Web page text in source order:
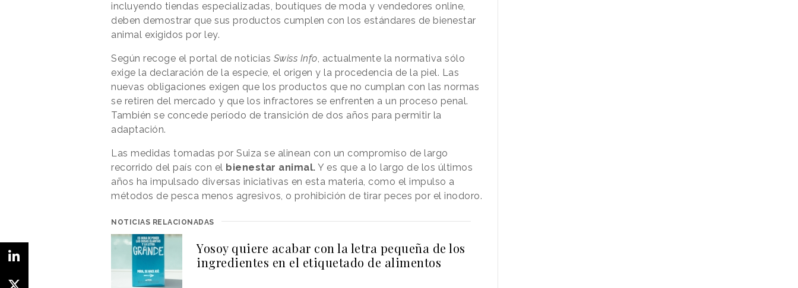
incluyendo tiendas especializadas, boutiques de moda y vendedores online,
deben demostrar que sus productos cumplen con los estándares de bienestar
animal exigidos por ley.
Según recoge el portal de noticias Swiss Info, actualmente la normativa sólo
exige la declaración de la especie, el origen y la procedencia de la piel. Las
nuevas obligaciones exigen que los productos que no cumplan con las normas
se retiren del mercado y que los infractores se enfrenten a un proceso penal.
También se concede período de transición de dos años para permitir la
adaptación.
Las medidas tomadas por Suiza se alinean con un compromiso de largo
recorrido del país con el bienestar animal. Y es que a lo largo de los últimos
años ha impulsado diversas iniciativas en esta materia, como el impulso a
métodos de pesca menos agresivos, o prohibición de tirar peces por el inodoro.
NOTICIAS RELACIONADAS
Yosoy quiere acabar con la letra pequeña de los
ingredientes en el etiquetado de alimentos